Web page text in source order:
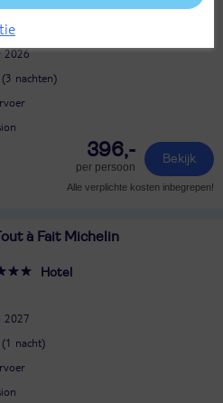
2026
nachten)
396,-
per persoon
Bekijk
Alle verplichte kosten inbegrepen!
à Fait Michelin
Hotel
2027
nacht)